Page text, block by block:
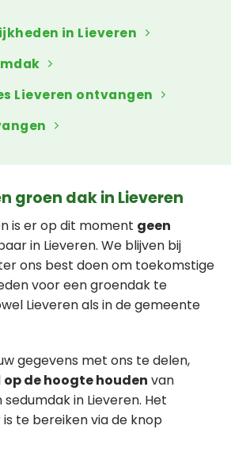
in Lieveren
Lieveren ontvangen
groen dak in Lieveren
is er op dit moment geen
in Lieveren. We blijven bij
ons best doen om toekomstige
voor een groendak te
Lieveren als in de gemeente
gegevens met ons te delen,
op de hoogte houden van
in Lieveren. Het
te bereiken via de knop